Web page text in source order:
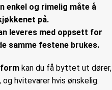
enkel og rimelig måte å
på.
leveres med oppsett for
samme festene brukes.
kan du få byttet ut dører,
hvitevarer hvis ønskelig.